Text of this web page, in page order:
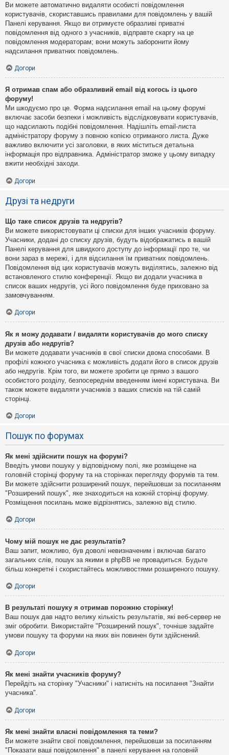
Ви можете автоматично видаляти особисті повідомлення
користувачів, скориставшись правилами для повідомлень у вашій
Панелі керування. Якщо ви отримуєте образливі приватні
повідомлення від одного з учасників, відправте скаргу на це
повідомлення модераторам; вони можуть заборонити йому
надсилання приватних повідомлень.
Догори
Я отримав спам або образливий email від когось із цього
форуму!
Ми шкодуємо про це. Форма надсилання email на цьому форумі
включає засоби безпеки і можливість відслідковувати користувачів,
що надсилають подібні повідомлення. Надішліть email-листа
адміністратору форуму з повною копією отриманого листа. Дуже
важливо включити усі заголовки, в яких міститься детальна
інформація про відправника. Адміністратор зможе у цьому випадку
вжити необхідні заходи.
Догори
Друзі та недруги
Що таке список друзів та недругів?
Ви можете використовувати ці списки для інших учасників форуму.
Учасники, додані до списку друзів, будуть відображатись в вашій
Панелі керування для швидкого доступу до інформації про те, чи
вони зараз в мережі, і для відсилання їм приватних повідомлень.
Повідомлення від цих користувачів можуть виділятись, залежно від
встановленого стилю конференції. Якщо ви додали учасника в
список ваших недругів, усі його повідомлення буде приховано за
замовчуванням.
Догори
Як я можу додавати / видаляти користувачів до мого списку
друзів або недругів?
Ви можете додавати учасників в свої списки двома способами. В
профілі кожного учасника є можливість додати його в список друзів
або недругів. Крім того, ви можете зробити це прямо з вашого
особистого розділу, безпосереднім введенням імені користувача. Ви
також можете видаляти учасників з ваших списків на тій самій
сторінці.
Догори
Пошук по форумах
Як мені здійснити пошук на форумі?
Введіть умови пошуку у відповідному полі, яке розміщене на
головній сторінці форуму та на сторінках перегляду форумів та тем.
Ви можете здійснити розширений пошук, перейшовши за посиланням
"Розширений пошук", яке знаходиться на кожній сторінці форуму.
Розміщення посилань може відрізнятись, залежно від стилю.
Догори
Чому мій пошук не дає результатів?
Ваш запит, можливо, був доволі невизначеним і включав багато
загальних слів, пошук за якими в phpBB не провадиться. Будьте
більш конкретні і скористайтесь можливостями розширеного пошуку.
Догори
В результаті пошуку я отримав порожню сторінку!
Ваш пошук дав надто велику кількість результатів, які веб-сервер не
зміг обробити. Використайте "Розширений пошук", точніше задайте
умови пошуку та форуми на яких він повинен бути здійснений.
Догори
Як мені знайти учасників форуму?
Перейдіть на сторінку "Учасники" і натисніть на посилання "Знайти
учасника".
Догори
Як мені знайти власні повідомлення та теми?
Ви можете знайти свої повідомлення, перейшовши за посиланням
"Показати ваші повідомлення" в панелі керування на головній